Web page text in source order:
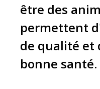
être des
permettent
de qualité et
bonne santé.